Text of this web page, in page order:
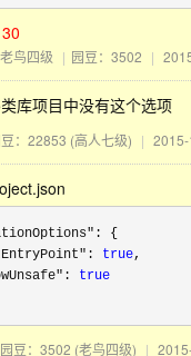
30
老鸟四级 | 园豆：3502 |
库项目中没有这个选项
：22853 (高人七级) |
: {
true,
true
园豆：3502 (老鸟四级) |